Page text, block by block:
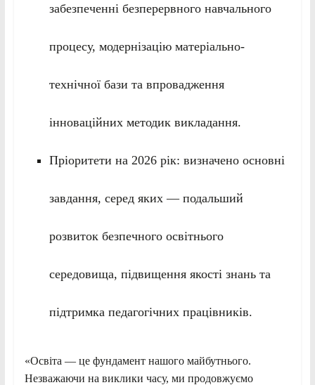
забезпеченні безперервного навчального
процесу, модернізацію матеріально-
технічної бази та впровадження
інноваційних методик викладання.
Пріоритети на 2026 рік: визначено основні
завдання, серед яких — подальший
розвиток безпечного освітнього
середовища, підвищення якості знань та
підтримка педагогічних працівників.
«Освіта — це фундамент нашого майбутнього.
Незважаючи на виклики часу, ми продовжуємо